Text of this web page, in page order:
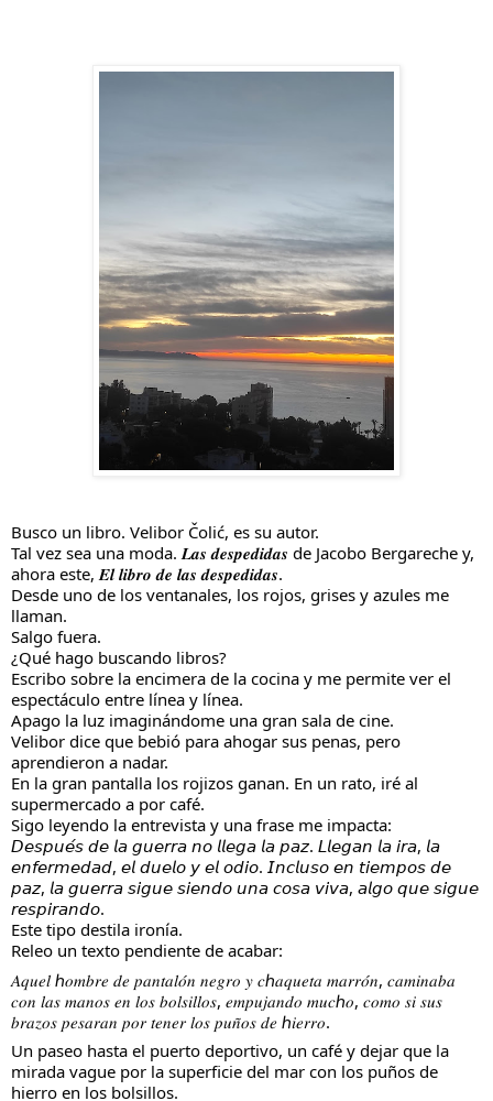
Busco un libro. Velibor Čolić, es su autor.
Tal vez sea una moda. 𝑳𝒂𝒔 𝒅𝒆𝒔𝒑𝒆𝒅𝒊𝒅𝒂𝒔 de Jacobo Bergareche y,
ahora este, 𝑬𝒍 𝒍𝒊𝒃𝒓𝒐 𝒅𝒆 𝒍𝒂𝒔 𝒅𝒆𝒔𝒑𝒆𝒅𝒊𝒅𝒂𝒔.
Desde uno de los ventanales, los rojos, grises y azules me
llaman.
Salgo fuera.
¿Qué hago buscando libros?
Escribo sobre la encimera de la cocina y me permite ver el
espectáculo entre línea y línea.
Apago la luz imaginándome una gran sala de cine.
Velibor dice que bebió para ahogar sus penas, pero
aprendieron a nadar.
En la gran pantalla los rojizos ganan. En un rato, iré al
supermercado a por café.
Sigo leyendo la entrevista y una frase me impacta:
𝘋𝘦𝘴𝘱𝘶𝘦́𝘴 𝘥𝘦 𝘭𝘢 𝘨𝘶𝘦𝘳𝘳𝘢 𝘯𝘰 𝘭𝘭𝘦𝘨𝘢 𝘭𝘢 𝘱𝘢𝘻. 𝘓𝘭𝘦𝘨𝘢𝘯 𝘭𝘢 𝘪𝘳𝘢, 𝘭𝘢
𝘦𝘯𝘧𝘦𝘳𝘮𝘦𝘥𝘢𝘥, 𝘦𝘭 𝘥𝘶𝘦𝘭𝘰 𝘺 𝘦𝘭 𝘰𝘥𝘪𝘰. 𝘐𝘯𝘤𝘭𝘶𝘴𝘰 𝘦𝘯 𝘵𝘪𝘦𝘮𝘱𝘰𝘴 𝘥𝘦
𝘱𝘢𝘻, 𝘭𝘢 𝘨𝘶𝘦𝘳𝘳𝘢 𝘴𝘪𝘨𝘶𝘦 𝘴𝘪𝘦𝘯𝘥𝘰 𝘶𝘯𝘢 𝘤𝘰𝘴𝘢 𝘷𝘪𝘷𝘢, 𝘢𝘭𝘨𝘰 𝘲𝘶𝘦 𝘴𝘪𝘨𝘶𝘦
𝘳𝘦𝘴𝘱𝘪𝘳𝘢𝘯𝘥𝘰.
Este tipo destila ironía.
Releo un texto pendiente de acabar:
𝐴𝑞𝑢𝑒𝑙 ℎ𝑜𝑚𝑏𝑟𝑒 𝑑𝑒 𝑝𝑎𝑛𝑡𝑎𝑙𝑜́𝑛 𝑛𝑒𝑔𝑟𝑜 𝑦 𝑐ℎ𝑎𝑞𝑢𝑒𝑡𝑎 𝑚𝑎𝑟𝑟𝑜́𝑛, 𝑐𝑎𝑚𝑖𝑛𝑎𝑏𝑎
𝑐𝑜𝑛 𝑙𝑎𝑠 𝑚𝑎𝑛𝑜𝑠 𝑒𝑛 𝑙𝑜𝑠 𝑏𝑜𝑙𝑠𝑖𝑙𝑙𝑜𝑠, 𝑒𝑚𝑝𝑢𝑗𝑎𝑛𝑑𝑜 𝑚𝑢𝑐ℎ𝑜, 𝑐𝑜𝑚𝑜 𝑠𝑖 𝑠𝑢𝑠
𝑏𝑟𝑎𝑧𝑜𝑠 𝑝𝑒𝑠𝑎𝑟𝑎𝑛 𝑝𝑜𝑟 𝑡𝑒𝑛𝑒𝑟 𝑙𝑜𝑠 𝑝𝑢𝑛̃𝑜𝑠 𝑑𝑒 ℎ𝑖𝑒𝑟𝑟𝑜.
Un paseo hasta el puerto deportivo, un café y dejar que la
mirada vague por la superficie del mar con los puños de
hierro en los bolsillos.